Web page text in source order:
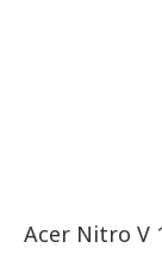
Acer Nitro V